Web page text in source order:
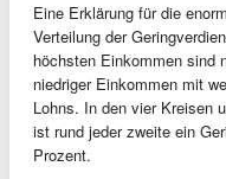
Eine Erklärung für die
Verteilung der
höchsten Einkommen sind
niedriger Einkommen mit
Lohns. In den vier Kreisen
ist rund jeder zweite ein
Prozent.